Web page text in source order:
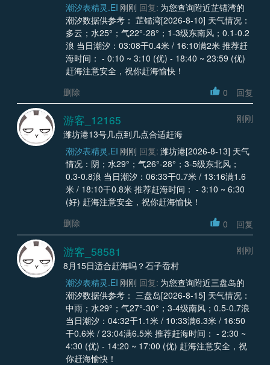
潮汐表精灵.EI 刚刚 回复: 为您查询附近芷锚湾的
潮汐数据供参考： 芷锚湾[2026-8-10] 天气情况：
多云；水25°；气22°-28°；1-3级东南风；0.1-0.2
浪 当日潮汐：03:08干0.4米 / 16:10满2米 推荐赶
海时间： - 0:10 ~ 3:10 (优) - 18:40 ~ 23:59 (优)
赶海注意安全，祝你赶海愉快！
删除
0 回复
游客_12165
刚刚
潍坊港13号几点到几点合适赶海
潮汐表精灵.EI 刚刚 回复: 潍坊港[2026-8-13] 天气
情况：阴；水29°；气26°-28°；3-5级东北风；
0.3-0.8浪 当日潮汐：06:33干0.7米 / 13:16满1.6
米 / 18:10干0.8米 推荐赶海时间： - 3:10 ~ 6:30
(好) 赶海注意安全，祝你赶海愉快！
删除
0 回复
游客_58581
刚刚
8月15日适合赶海吗？石子岙村
潮汐表精灵.EI 刚刚 回复: 为您查询附近三盘岛的
潮汐数据供参考： 三盘岛[2026-8-15] 天气情况：
中雨；水29°；气27°-30°；3-4级南风；0.5-0.7浪
当日潮汐：04:32干1.1米 / 10:33满6.3米 / 16:50
干0.6米 / 23:04满6.5米 推荐赶海时间： - 2:30 ~
4:30 (优) - 14:20 ~ 17:00 (优) 赶海注意安全，祝
你赶海愉快！